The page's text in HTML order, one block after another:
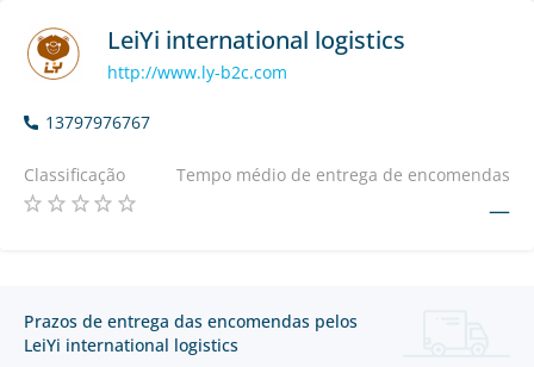
LeiYi international logistics
http://www.ly-b2c.com
13797976767
Classificação Tempo médio de entrega de encomendas
—
Prazos de entrega das encomendas pelos
LeiYi international logistics